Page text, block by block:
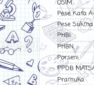
OSIM
Pese Kafa
Pese Sukma
PHBI
PHBN
Porseni
PPDB
Pramuka